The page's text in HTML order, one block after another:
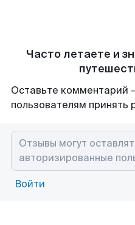
Часто летаете и
Оставьте комментарий
пользователям принять
Войти